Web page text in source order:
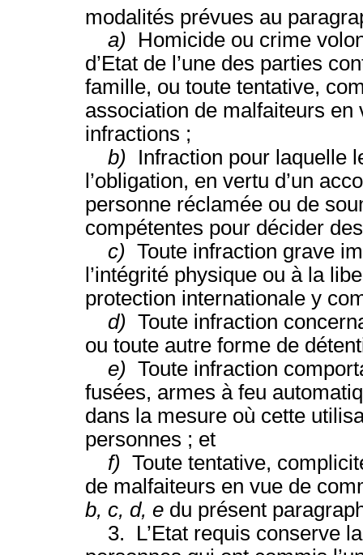
modalités prévues au
a) Homicide ou crime
d’Etat de l’une des parties
famille, ou toute tentative,
association de malfaiteurs
infractions ;
b) Infraction pour laquelle
l’obligation, en vertu d’un
personne réclamée ou de
compétentes pour décider
c) Toute infraction grave
l’intégrité physique ou à la
protection internationale y
d) Toute infraction
ou toute autre forme de
e) Toute infraction
fusées, armes à feu
dans la mesure où cette
personnes ; et
f) Toute tentative,
de malfaiteurs en vue de
b, c, d, e du présent
3. L’Etat requis conserve